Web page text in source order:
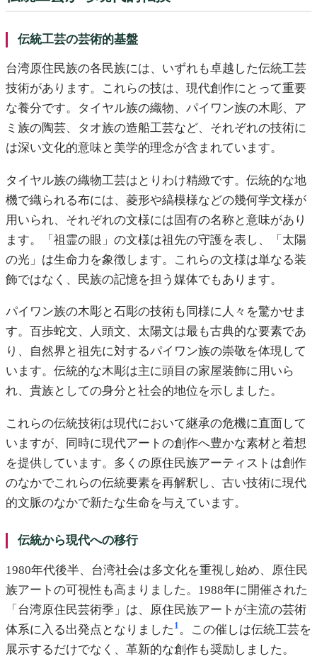
伝統工芸の芸術的基盤
台湾原住民族の各民族には、いずれも卓越した伝統工芸
技術があります。これらの技は、現代創作にとって重要
な養分です。タイヤル族の織物、パイワン族の木彫、ア
ミ族の陶芸、タオ族の造船工芸など、それぞれの技術に
は深い文化的意味と美学的理念が含まれています。
タイヤル族の織物工芸はとりわけ精緻です。伝統的な地
機で織られる布には、菱形や縞模様などの幾何学文様が
用いられ、それぞれの文様には固有の名称と意味があり
ます。「祖霊の眼」の文様は祖先の守護を表し、「太陽
の光」は生命力を象徴します。これらの文様は単なる装
飾ではなく、民族の記憶を担う媒体でもあります。
パイワン族の木彫と石彫の技術も同様に人々を驚かせま
す。百歩蛇文、人頭文、太陽文は最も古典的な要素であ
り、自然界と祖先に対するパイワン族の崇敬を体現して
います。伝統的な木彫は主に頭目の家屋装飾に用いら
れ、貴族としての身分と社会的地位を示しました。
これらの伝統技術は現代において継承の危機に直面して
いますが、同時に現代アートの創作へ豊かな素材と着想
を提供しています。多くの原住民族アーティストは創作
のなかでこれらの伝統要素を再解釈し、古い技術に現代
的文脈のなかで新たな生命を与えています。
伝統から現代への移行
1980年代後半、台湾社会は多文化を重視し始め、原住民
族アートの可視性も高まりました。1988年に開催された
「台湾原住民芸術季」は、原住民族アートが主流の芸術
体系に入る出発点となりました 1。この催しは伝統工芸を
展示するだけでなく、革新的な創作も奨励しました。